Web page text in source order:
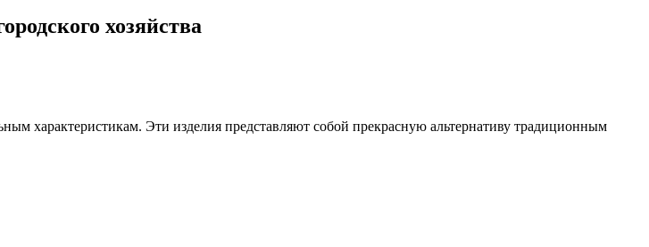
хозяйства
характеристикам. Эти изделия представляют собой прекрасную альтернативу традиционным